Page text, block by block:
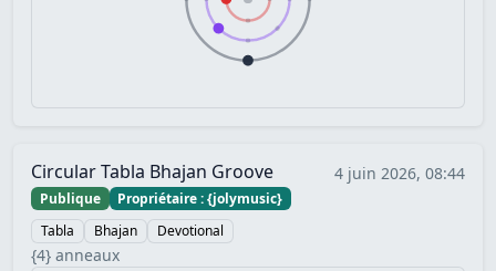
Circular Tabla Bhajan Groove
Publique
Propriétaire : {jolymusic}
Tabla
Bhajan Devotional
4 juin 2026, 08:44
{4} anneaux